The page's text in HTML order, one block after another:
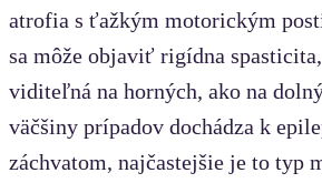
atrofia s ťažkým motorickým
sa môže objaviť rigídna
viditeľná na horných, ako na
väčšiny prípadov dochádza k
záchvatom, najčastejšie je to typ